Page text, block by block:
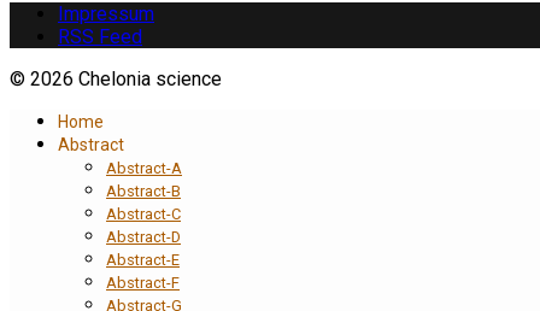
Impressum
RSS Feed
© 2026 Chelonia science
Home
Abstract
Abstract-A
Abstract-B
Abstract-C
Abstract-D
Abstract-E
Abstract-F
Abstract-G